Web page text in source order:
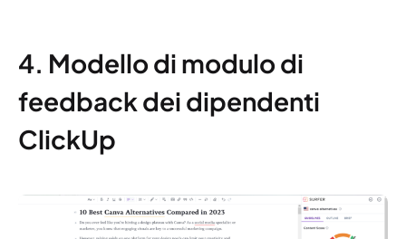
4. Modello di modulo di
feedback dei dipendenti
ClickUp